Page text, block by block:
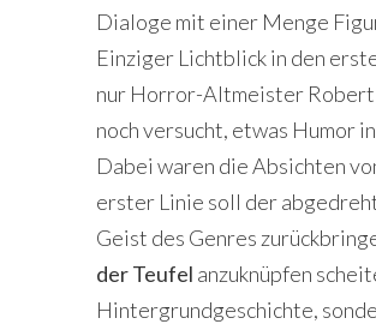
Dialoge mit einer Menge
Einziger Lichtblick in den
nur Horror-Altmeister
noch versucht, etwas Humor
Dabei waren die Absichten
erster Linie soll der
Geist des Genres
der Teufel anzuknüpfen
Hintergrundgeschichte,